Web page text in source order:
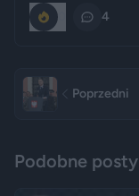
4
Poprzedni
Podobne posty